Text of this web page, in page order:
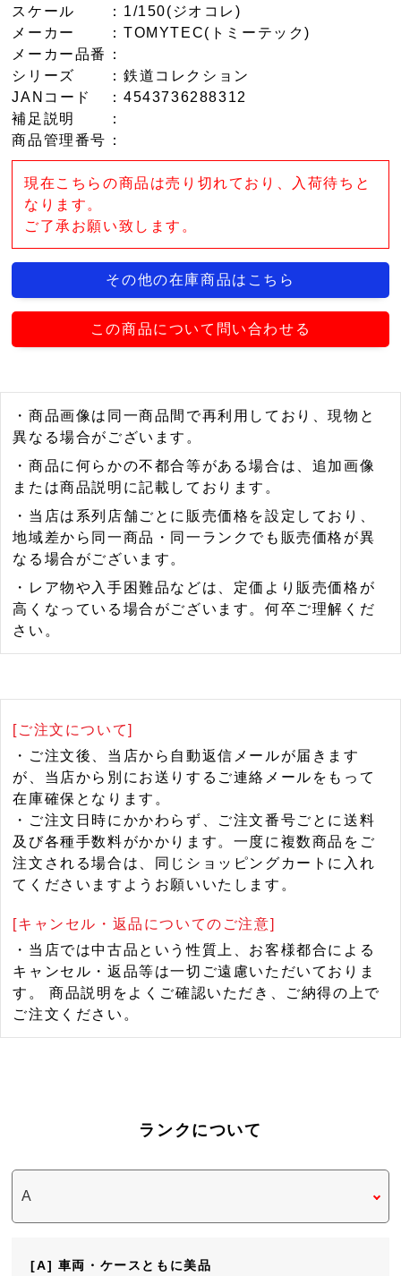
スケール
：1/150(ジオコレ)
メーカー
：TOMYTEC(トミーテック)
メーカー品番
：
シリーズ
：鉄道コレクション
JANコード
：4543736288312
補足説明
：
商品管理番号 ：
現在こちらの商品は売り切れており、入荷待ちと
なります。
ご了承お願い致します。
その他の在庫商品はこちら
この商品について問い合わせる
・商品画像は同一商品間で再利用しており、現物と
異なる場合がございます。
・商品に何らかの不都合等がある場合は、追加画像
または商品説明に記載しております。
・当店は系列店舗ごとに販売価格を設定しており、
地域差から同一商品・同一ランクでも販売価格が異
なる場合がございます。
・レア物や入手困難品などは、定価より販売価格が
高くなっている場合がございます。何卒ご理解くだ
さい。
[ご注文について]
・ご注文後、当店から自動返信メールが届きます
が、当店から別にお送りするご連絡メールをもって
在庫確保となります。
・ご注文日時にかかわらず、ご注文番号ごとに送料
及び各種手数料がかかります。一度に複数商品をご
注文される場合は、同じショッピングカートに入れ
てくださいますようお願いいたします。
[キャンセル・返品についてのご注意]
・当店では中古品という性質上、お客様都合による
キャンセル・返品等は一切ご遠慮いただいておりま
す。 商品説明をよくご確認いただき、ご納得の上で
ご注文ください。
ランクについて
[A] 車両・ケースともに美品